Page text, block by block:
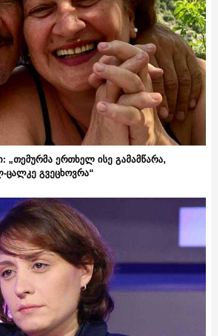
„თემურმა ერთხელ ისე გამამწარა,
ცალკე გვეცხოვრა“